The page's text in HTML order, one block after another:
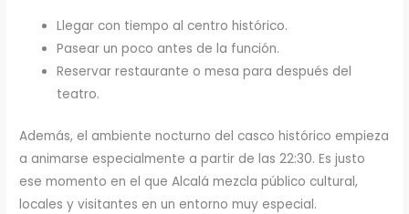
Llegar con tiempo al centro histórico.
Pasear un poco antes de la función.
Reservar restaurante o mesa para después del
teatro.
Además, el ambiente nocturno del casco histórico empieza
a animarse especialmente a partir de las 22:30. Es justo
ese momento en el que Alcalá mezcla público cultural,
locales y visitantes en un entorno muy especial.